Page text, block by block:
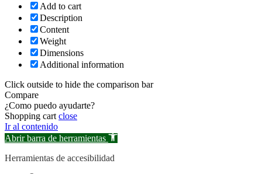
Add to cart
Description
Content
Weight
Dimensions
Additional information
Click outside to hide the comparison bar
Compare
¿Como puedo ayudarte?
Shopping cart close
Ir al contenido
Abrir barra de herramientas
Herramientas de accesibilidad